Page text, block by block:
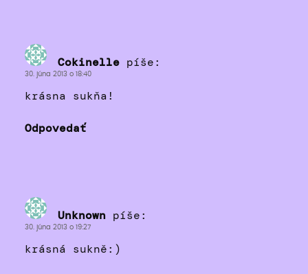
Cokinelle píše:
30. júna 2013 o 18:40
krásna sukňa!
Odpovedať
Unknown píše:
30. júna 2013 o 19:27
krásná sukně:)